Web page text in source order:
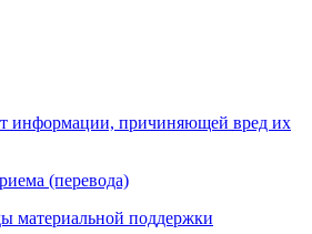
информации, причиняющей вред их
(перевода)
материальной поддержки